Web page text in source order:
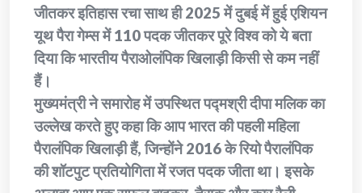
जीतकर इतिहास रचा साथ ही 2025 में दुबई में हुई एशियन
यूथ पैरा गेम्स में 110 पदक जीतकर पूरे विश्व को ये बता
दिया कि भारतीय पैराओलंपिक खिलाड़ी किसी से कम नहीं
हैं।
मुख्यमंत्री ने समारोह में उपस्थित पद्मश्री दीपा मलिक का
उल्लेख करते हुए कहा कि आप भारत की पहली महिला
पैरालंपिक खिलाड़ी हैं, जिन्होंने 2016 के रियो पैरालंपिक
की शॉटपुट प्रतियोगिता में रजत पदक जीता था। इसके